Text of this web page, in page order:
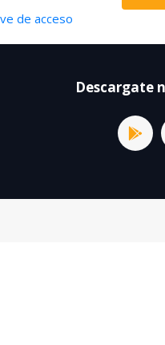
de acceso
Descargate